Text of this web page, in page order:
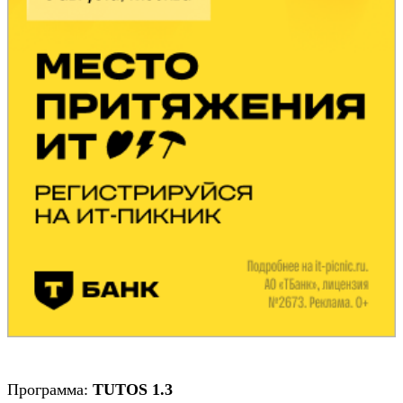
Программа: TUTOS 1.3